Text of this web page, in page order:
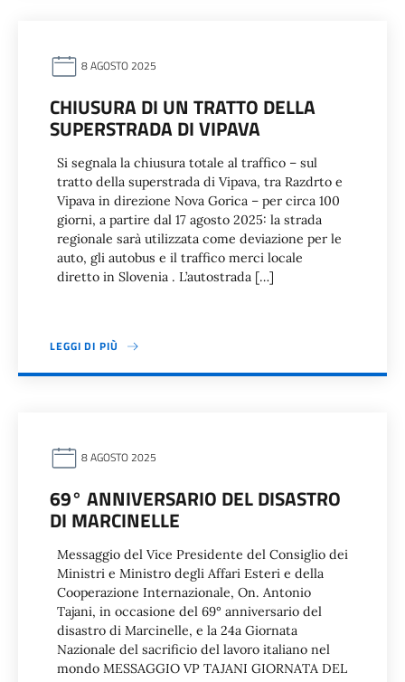
8 AGOSTO 2025
CHIUSURA DI UN TRATTO DELLA
SUPERSTRADA DI VIPAVA
Si segnala la chiusura totale al traffico – sul
tratto della superstrada di Vipava, tra Razdrto e
Vipava in direzione Nova Gorica – per circa 100
giorni, a partire dal 17 agosto 2025: la strada
regionale sarà utilizzata come deviazione per le
auto, gli autobus e il traffico merci locale
diretto in Slovenia . L’autostrada […]
LEGGI DI PIÙ
8 AGOSTO 2025
69° ANNIVERSARIO DEL DISASTRO
DI MARCINELLE
Messaggio del Vice Presidente del Consiglio dei
Ministri e Ministro degli Affari Esteri e della
Cooperazione Internazionale, On. Antonio
Tajani, in occasione del 69° anniversario del
disastro di Marcinelle, e la 24a Giornata
Nazionale del sacrificio del lavoro italiano nel
mondo MESSAGGIO VP TAJANI GIORNATA DEL